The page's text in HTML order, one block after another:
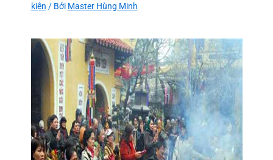
kiện / Bởi Master Hùng Minh